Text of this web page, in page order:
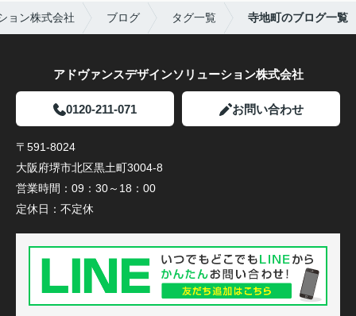
ョン株式会社 ブログ タグ一覧 寺地町のブログ一覧
アドヴァンスデザインソリューション株式会社
0120-211-071 お問い合わせ
〒591-8024
大阪府堺市北区黒土町3004-8
営業時間： 09：30～18：00
定休日： 不定休